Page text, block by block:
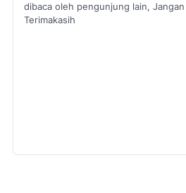
dibaca oleh pengunjung lain,
Terimakasih